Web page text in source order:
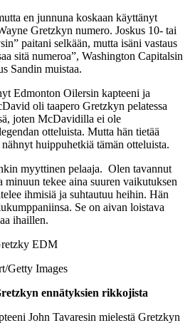
en junnuna koskaan käyttänyt
Gretzkyn numero. Joskus 10- tai
paitani selkään, mutta isäni vastaus
sitä numeroa”, Washington Capitalsin
Sandin muistaa.
Edmonton Oilersin kapteeni ja
oli taapero Gretzkyn pelatessa
joten McDavidilla ei ole
otteluista. Mutta hän tietää
huippuhetkiä tämän otteluista.
myyttinen pelaaja. Olen tavannut
minuun tekee aina suuren vaikutuksen
ihmisiä ja suhtautuu heihin. Hän
Se on aivan loistava
ihaillen.
Getty Images
ennätyksien rikkojista
John Tavaresin mielestä Gretzkyn